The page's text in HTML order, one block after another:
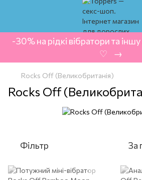
-30% на рідкі вібратори та
‍ ♡ ‍ → ‍
Rocks Off (Великобританія)
Rocks Off
Фільтр За